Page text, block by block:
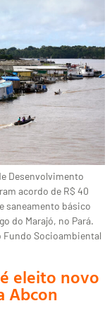
Desenvolvimento
acordo de R$ 40
saneamento básico
do Marajó, no Pará.
Fundo Socioambiental
eleito novo
Abcon